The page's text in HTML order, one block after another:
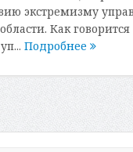
экстремизму
Как
Подробнее